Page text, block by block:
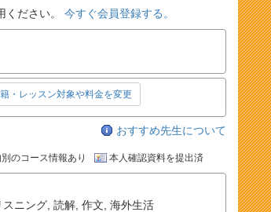
ください。 今すぐ会員登録する。
・レッスン対象や料金を変更
おすすめ先生について
のコース情報あり 本人確認資料を提出済
スニング, 読解, 作文 海外生活